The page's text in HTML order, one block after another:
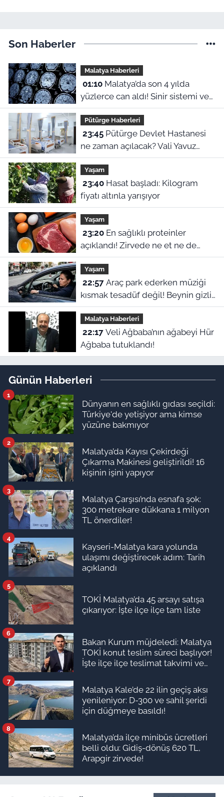
Son Haberler
Malatya Haberleri
01:10Malatya’da son 4 yılda
yüzlerce can aldı! Sinir sistemi ve
duyu organı hastalıklarında şok
veriler
Pütürge Haberleri
23:45Pütürge Devlet Hastanesi
ne zaman açılacak? Vali Yavuz
açıkladı
Yaşam
23:40Hasat başladı: Kilogram
fiyatı altınla yarışıyor
Yaşam
23:20En sağlıklı proteinler
açıklandı! Zirvede ne et ne de
yumurta var
Yaşam
22:57Araç park ederken müziği
kısmak tesadüf değil! Beynin gizli
refleksiymiş
Malatya Haberleri
22:17Veli Ağbaba’nın ağabeyi Hür
Ağbaba tutuklandı!
Günün Haberleri
Dünyanın en sağlıklı gıdası seçildi:
Türkiye'de yetişiyor ama kimse
yüzüne bakmıyor
1
Malatya’da Kayısı Çekirdeği
Çıkarma Makinesi geliştirildi! 16
kişinin işini yapıyor
2
Malatya Çarşısı’nda esnafa şok:
300 metrekare dükkana 1 milyon
TL önerdiler!
3
Kayseri-Malatya kara yolunda
ulaşımı değiştirecek adım: Tarih
açıklandı
4
TOKİ Malatya’da 45 arsayı satışa
çıkarıyor: İşte ilçe ilçe tam liste
5
Bakan Kurum müjdeledi: Malatya
TOKİ konut teslim süreci başlıyor!
İşte ilçe ilçe teslimat takvimi ve
6
Malatya Kale’de 22 ilin geçiş aksı
yenileniyor: D-300 ve sahil şeridi
için düğmeye basıldı!
7
Malatya’da ilçe minibüs ücretleri
belli oldu: Gidiş-dönüş 620 TL,
Arapgir zirvede!
8